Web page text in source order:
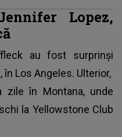
Lopez,
au fost surprinși
Los Angeles. Ulterior,
în Montana, unde
la Yellowstone Club